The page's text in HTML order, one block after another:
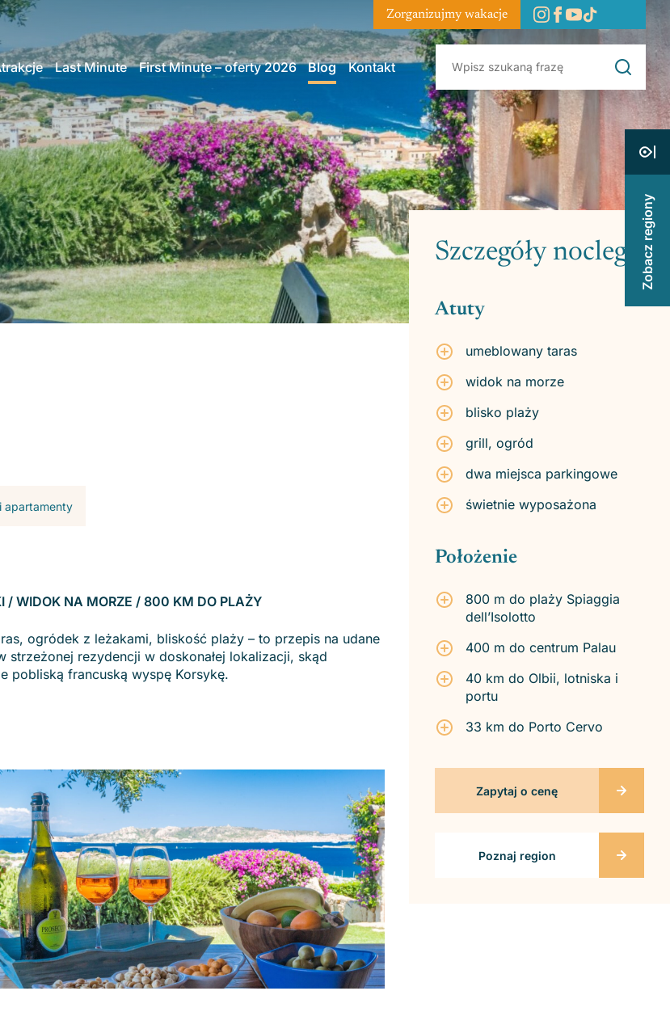
Last Minute First Minute – oferty 2026 Blog Kontakt
Zorganizujmy wakacje
Szczegóły noclegu
Atuty
umeblowany taras
widok na morze
blisko plaży
grill, ogród
dwa miejsca parkingowe
świetnie wyposażona
Położenie
800 m do plaży Spiaggia
dell’Isolotto
400 m do centrum Palau
40 km do Olbii, lotniska i
portu
33 km do Porto Cervo
Zapytaj o cenę
Poznaj region
apartamenty
/ WIDOK NA MORZE / 800 KM DO PLAŻY
ogródek z leżakami, bliskość plaży – to przepis na udane
rezydencji w doskonałej lokalizacji, skąd
pobliską francuską wyspę Korsykę.
Zobacz regiony